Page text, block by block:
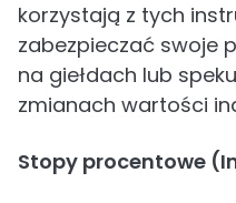
korzystają z tych
zabezpieczać swoje
na giełdach lub
zmianach wartości
Stopy procentowe